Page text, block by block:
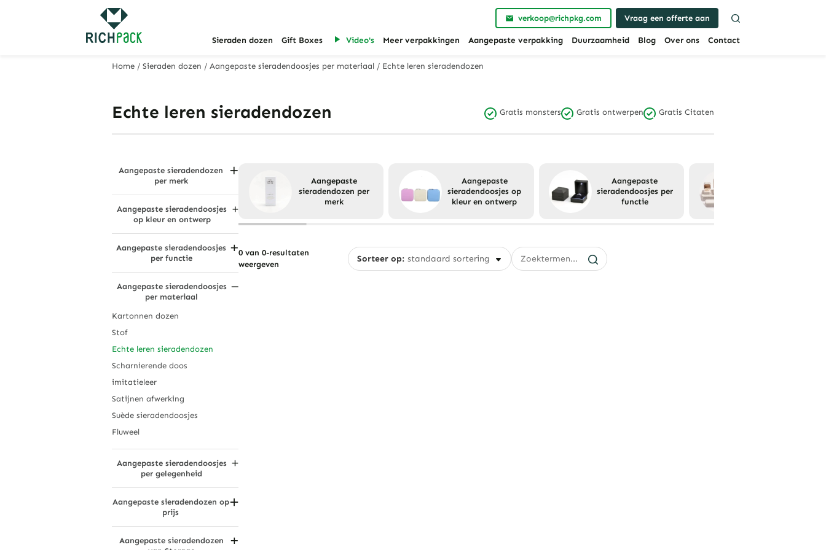
verkoop@richpkg.com Vraag een offerte aan
Sieraden dozen Gift Boxes Video's Meer verpakkingen Aangepaste verpakking Duurzaamheid Blog Over ons Contact
Home / Sieraden dozen / Aangepaste sieradendoosjes per materiaal / Echte leren sieradendozen
Echte leren sieradendozen Gratis monsters Gratis ontwerpen Gratis Citaten
Aangepaste sieradendozen
per merk
Bvlgari Sieradendozen
Cartier sieradendoosjes
Tiffany & Co. Sieradendozen
Aangepaste sieradendoosjes
op kleur en ontwerp
Zwarte sieradendoosjes
Houtskool grijs
Met diamanten bezette
sieradendoosjes
Aangepaste sieradendoosjes
per functie
Stofdichte sieradendozen
Oorbellenhouder
Sieradendoosjes
Lichte dozen
Horloge Opberg Sieradendozen
Waterdichte sieradendoosjes
Aangepaste sieradendoosjes
per materiaal
Kartonnen dozen
Stof
Echte leren sieradendozen
Scharnierende doos
imitatieleer
Satijnen afwerking
Suède sieradendoosjes
Fluweel
Aangepaste sieradendoosjes
per gelegenheid
Jubileum sieraden dozen
Kerstmis
Vaderdag
Aangepaste sieradendozen op
prijs
Betaalbare sieradendozen
Sieradendozen met
Aangepaste sieradendozen
Aangepaste
sieradendozen per
merk
Aangepaste
sieradendoosjes op
kleur en ontwerp
Aangepaste
sieradendoosjes per
functie
0 van 0-resultaten
weergeven
Sorteer op: